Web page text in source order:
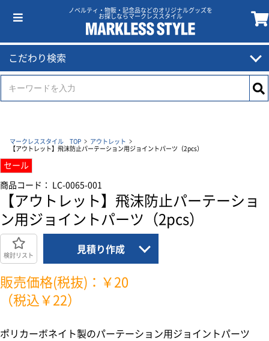
ノベルティ・物販・記念品などのオリジナルグッズを
お探しならマークレススタイル
こだわり検索
マークレススタイル TOP
アウトレット
【アウトレット】飛沫防止パーテーション用ジョイントパーツ（2pcs）
セール
商品コード： LC-0065-001
【アウトレット】飛沫防止パーテーショ
ン用ジョイントパーツ（2pcs）
検討リスト
見積り作成
販売価格(税抜)：￥20
（税込￥22）
ポリカーボネイト製のパーテーション用ジョイントパーツ